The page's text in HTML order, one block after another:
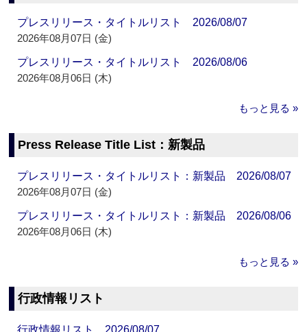
プレスリリース・タイトルリスト 2026/08/07
2026年08月07日 (金)
プレスリリース・タイトルリスト 2026/08/06
2026年08月06日 (木)
もっと見る »
Press Release Title List：新製品
プレスリリース・タイトルリスト：新製品 2026/08/07
2026年08月07日 (金)
プレスリリース・タイトルリスト：新製品 2026/08/06
2026年08月06日 (木)
もっと見る »
行政情報リスト